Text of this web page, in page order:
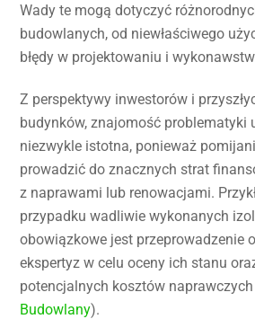
Wady te mogą dotyczyć
budowlanych, od niewłaściwego
błędy w projektowaniu i
Z perspektywy inwestorów i
budynków, znajomość problematyki
niezwykle istotna, ponieważ
prowadzić do znacznych strat
z naprawami lub renowacjami.
przypadku wadliwie wykonanych
obowiązkowe jest przeprowadzenie
ekspertyz w celu oceny ich stanu
potencjalnych kosztów
Budowlany).